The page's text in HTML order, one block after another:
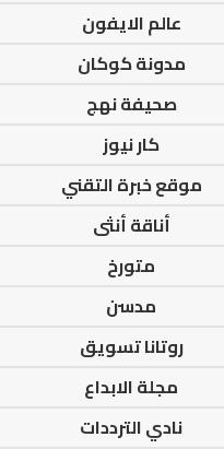
عالم الايفون
مدونة كوكان
صحيفة نهج
كار نيوز
موقع خبرة التقني
أناقة أنثى
متورخ
مدسن
روتانا تسويق
مجلة الابداع
نادي الترددات